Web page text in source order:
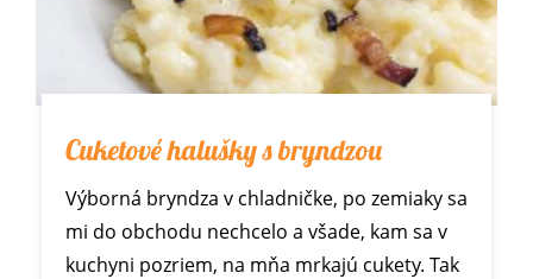
Cuketové halušky s bryndzou
Výborná bryndza v chladničke, po zemiaky sa
mi do obchodu nechcelo a všade, kam sa v
kuchyni pozriem, na mňa mrkajú cukety. Tak